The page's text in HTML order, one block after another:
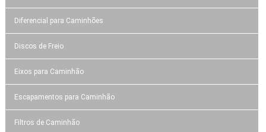
Diferencial para Caminhões
Discos de Freio
Eixos para Caminhão
Escapamentos para Caminhão
Filtros de Caminhão